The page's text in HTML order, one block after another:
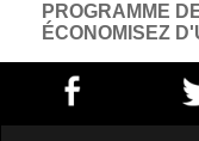
PROGRAMME
ÉCONOMISEZ